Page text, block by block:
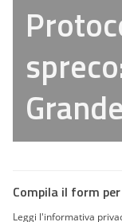
Compila il form
Leggi l'informativa